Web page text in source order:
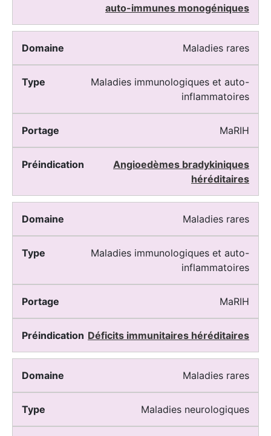
auto-immunes monogéniques
Maladies rares
Maladies immunologiques et auto-
inflammatoires
MaRIH
Angioedèmes bradykiniques
héréditaires
Maladies rares
Maladies immunologiques et auto-
inflammatoires
MaRIH
Déficits immunitaires héréditaires
Maladies rares
Maladies neurologiques